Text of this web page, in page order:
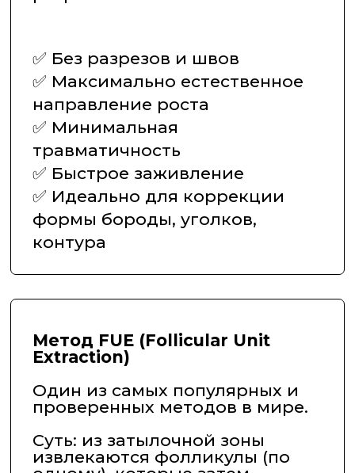
большие участки
✅ Без скальпеля, без боли
пациентов с повышенной
✅ Натуральный вид и высокая
приживаемость
Эксклюзивная ручная
методика, при которой
используются тончайшие
микроинструменты, не
повреждающие кожу.
Метод HFE (Hand Follicle
Extraction)